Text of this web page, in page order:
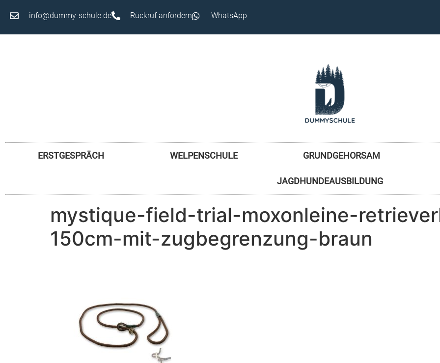
info@dummy-schule.de Rückruf anfordern WhatsApp
ERSTGESPRÄCH WELPENSCHULE GRUNDGEHORSAM
JAGDHUNDEAUSBILDUNG
mystique-field-trial-moxonleine-
150cm-mit-zugbegrenzung-braun